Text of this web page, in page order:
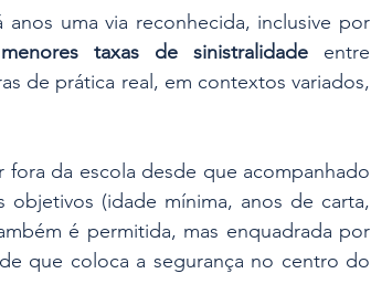
anos uma via reconhecida, inclusive por
menores taxas de sinistralidade entre
de prática real, em contextos variados,
da escola desde que acompanhado
(idade mínima, anos de carta,
é permitida, mas enquadrada por
que coloca a segurança no centro do